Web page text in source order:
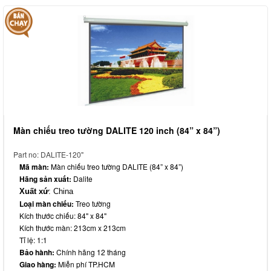
Màn chiếu treo tường DALITE 120 inch (84” x 84”)
Part no: DALITE-120"
Mã màn: Màn chiếu treo tường DALITE (84” x 84”)
Hãng sản xuất: Dalite
Xuất xứ: China
Loại màn chiếu: Treo tường
Kích thước chiếu: 84" x 84"
Kích thước màn: 213cm x 213cm
Tỉ lệ: 1:1
Bảo hành: Chính hãng 12 tháng
Giao hàng: Miễn phí TP.HCM